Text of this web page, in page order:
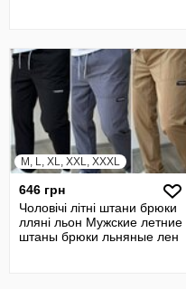
M, L, XL, XXL, XXXL
646 грн
Чоловічі літні штани брюки
лляні льон Мужские летние
штаны брюки льняные лен